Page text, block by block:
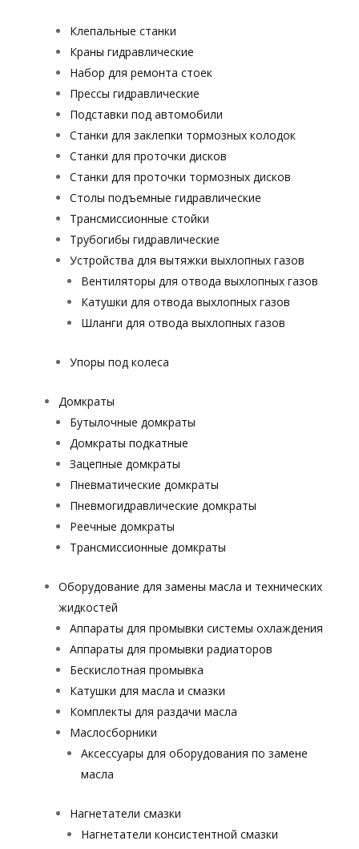
Клепальные станки
Краны гидравлические
Набор для ремонта стоек
Прессы гидравлические
Подставки под автомобили
Станки для заклепки тормозных колодок
Станки для проточки дисков
Станки для проточки тормозных дисков
Столы подъемные гидравлические
Трансмиссионные стойки
Трубогибы гидравлические
Устройства для вытяжки выхлопных газов
Вентиляторы для отвода выхлопных газов
Катушки для отвода выхлопных газов
Шланги для отвода выхлопных газов
Упоры под колеса
Домкраты
Бутылочные домкраты
Домкраты подкатные
Зацепные домкраты
Пневматические домкраты
Пневмогидравлические домкраты
Реечные домкраты
Трансмиссионные домкраты
Оборудование для замены масла и технических
жидкостей
Аппараты для промывки системы охлаждения
Аппараты для промывки радиаторов
Бескислотная промывка
Катушки для масла и смазки
Комплекты для раздачи масла
Маслосборники
Аксессуары для оборудования по замене
масла
Нагнетатели смазки
Нагнетатели консистентной смазки